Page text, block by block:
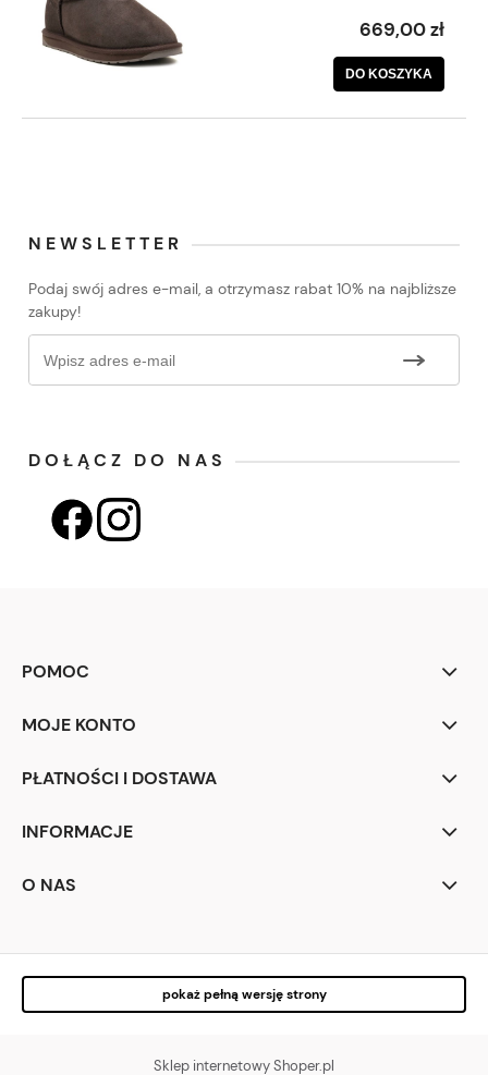
669,00 zł
DO KOSZYKA
NEWSLETTER
Podaj swój adres e-mail, a otrzymasz rabat 10% na najbliższe
zakupy!
DOŁĄCZ DO NAS
POMOC
MOJE KONTO
PŁATNOŚCI I DOSTAWA
INFORMACJE
O NAS
pokaż pełną wersję strony
Sklep internetowy Shoper.pl